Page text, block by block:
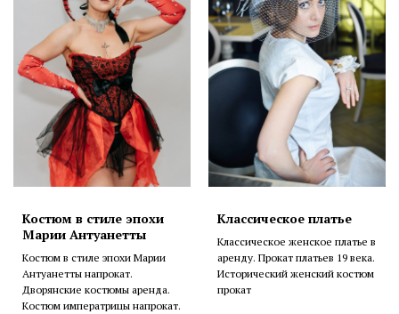
Костюм в стиле эпохи
Марии Антуанетты
Костюм в стиле эпохи Марии
Антуанетты напрокат.
Дворянские костюмы аренда.
Костюм императрицы напрокат.
Классическое платье
Классическое женское платье в
аренду. Прокат платьев 19 века.
Исторический женский костюм
прокат